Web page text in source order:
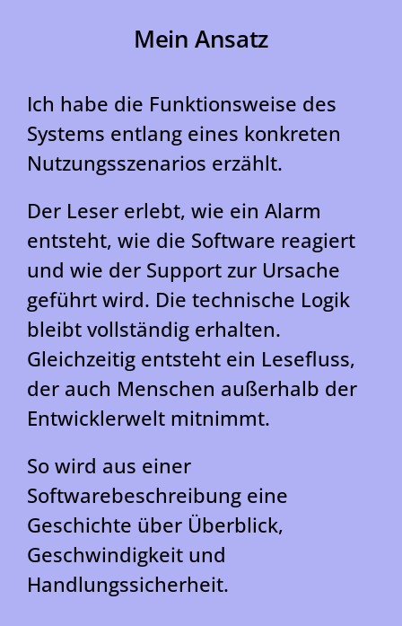
Mein Ansatz
Ich habe die Funktionsweise des
Systems entlang eines konkreten
Nutzungsszenarios erzählt.
Der Leser erlebt, wie ein Alarm
entsteht, wie die Software reagiert
und wie der Support zur Ursache
geführt wird. Die technische Logik
bleibt vollständig erhalten.
Gleichzeitig entsteht ein Lesefluss,
der auch Menschen außerhalb der
Entwicklerwelt mitnimmt.
So wird aus einer
Softwarebeschreibung eine
Geschichte über Überblick,
Geschwindigkeit und
Handlungssicherheit.